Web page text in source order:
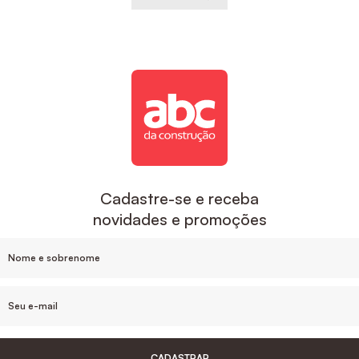
Cadastre-se e receba
novidades e promoções